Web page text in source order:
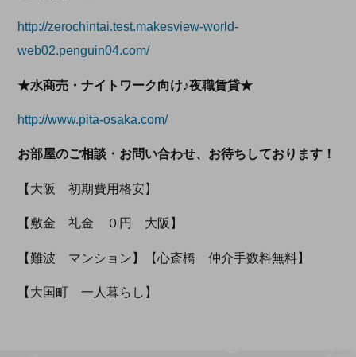
http://zerochintai.test.makesview-world-
web02.penguin04.com/
★水商売・ナイトワーク向け♪夜職賃貸★
http://www.pita-osaka.com/
お部屋のご相談・お問い合わせ、お待ちしております！
【大阪 初期費用格安】
【敷金 礼金 ０円 大阪】
【難波 マンション】【心斎橋 仲介手数料無料】
【大国町 一人暮らし】